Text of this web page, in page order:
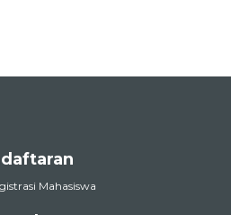
Mahasiswa